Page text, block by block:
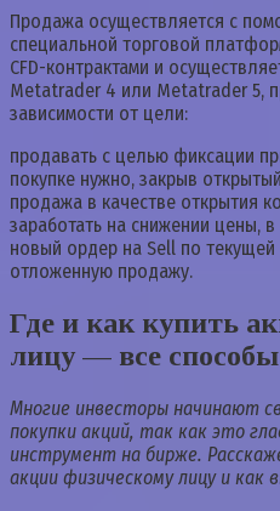
Продажа осуществляется с
специальной торговой
CFD-контрактами и
Metatrader 4 или Metatrader 5,
зависимости от цели:
продавать с целью фиксации
покупке нужно, закрыв
продажа в качестве открытия
заработать на снижении цены,
новый ордер на Sell по текущей
отложенную продажу.
Где и как купить
лицу — все способы
Многие инвесторы начинают
покупки акций, так как это
инструмент на бирже.
акции физическому лицу и как